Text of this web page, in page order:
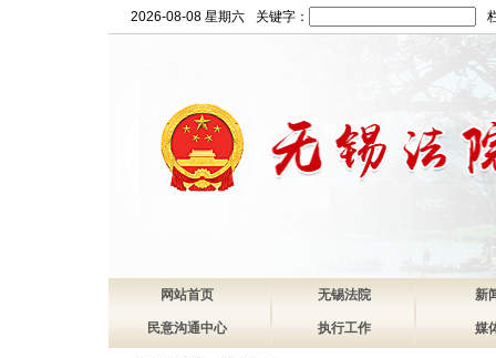
2026-08-08 星期六 关键字：
网站首页 无锡法院 新
民意沟通中心 执行工作 媒